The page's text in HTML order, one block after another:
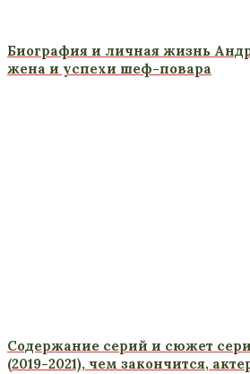
Биография и личная жизнь
жена и успехи шеф-повара
Содержание серий и сюжет
(2019-2021), чем закончится,